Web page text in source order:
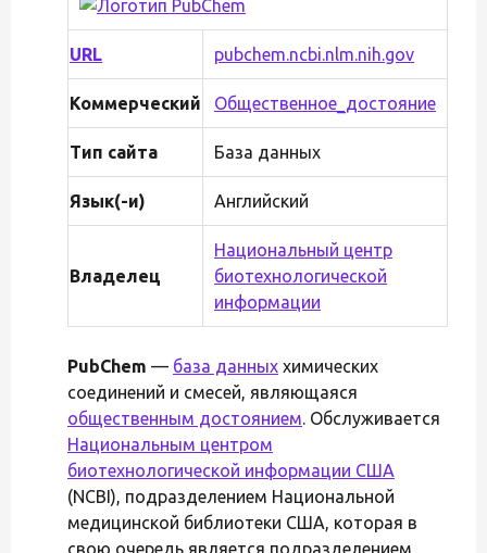
URL pubchem.ncbi.nlm.nih.gov
Коммерческий Общественное_достояние
Тип сайта База данных
Язык(-и) Английский
Владелец
Национальный центр
биотехнологической
информации
PubChem — база данных химических
соединений и смесей, являющаяся
общественным достоянием. Обслуживается
Национальным центром
биотехнологической информации США
(NCBI), подразделением Национальной
медицинской библиотеки США, которая в
свою очередь является подразделением